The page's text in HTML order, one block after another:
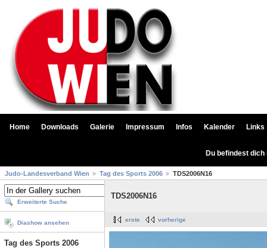
Home Downloads Galerie Impressum Infos Kalender Links
Du befindest
Judo-Landesverband Wien Tag des Sports 2006 TDS2006N16
Erweiterte Suche
Diashow ansehen
Tag des Sports 2006
TDS2006N16
erste vorherige